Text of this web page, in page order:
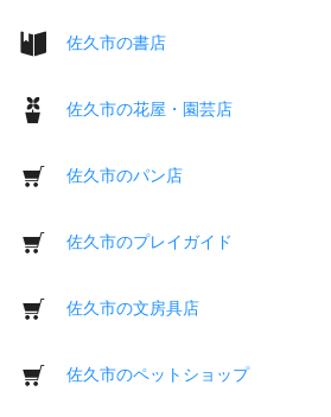
佐久市の書店
佐久市の花屋・園芸店
佐久市のパン店
佐久市のプレイガイド
佐久市の文房具店
佐久市のペットショップ